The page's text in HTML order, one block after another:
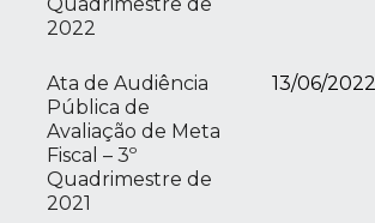
2022
Ata de Audiência
Pública de
Avaliação de Meta
Fiscal – 3º
Quadrimestre de
2021
13/06/2022